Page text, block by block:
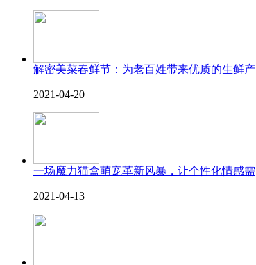
解密美菜春鲜节：为老百姓带来优质的生鲜产
2021-04-20
一场魔力猫盒萌宠革新风暴，让个性化情感需
2021-04-13